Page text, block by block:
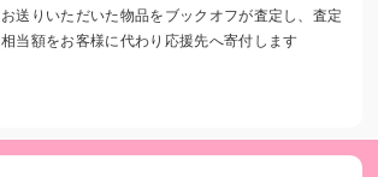
お送りいただいた物品をブックオフが査定し、査定
相当額をお客様に代わり応援先へ寄付します